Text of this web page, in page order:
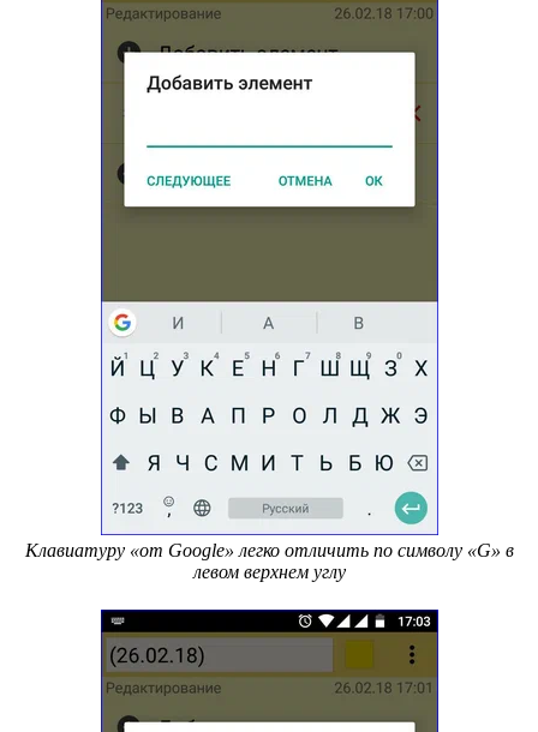
Клавиатуру «от Google» легко отличить по символу «G» в
левом верхнем углу